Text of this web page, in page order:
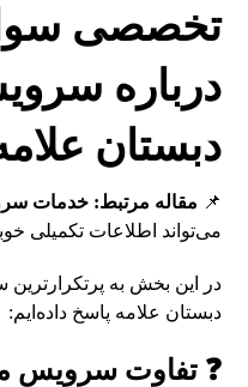
تخصصی
درباره
دبستان
📌 مقاله مرتبط: خدمات
می‌تواند اطلاعات تکمیلی
در این بخش به
دبستان علامه پاسخ داده‌ایم:
❓ تفاوت سرویس